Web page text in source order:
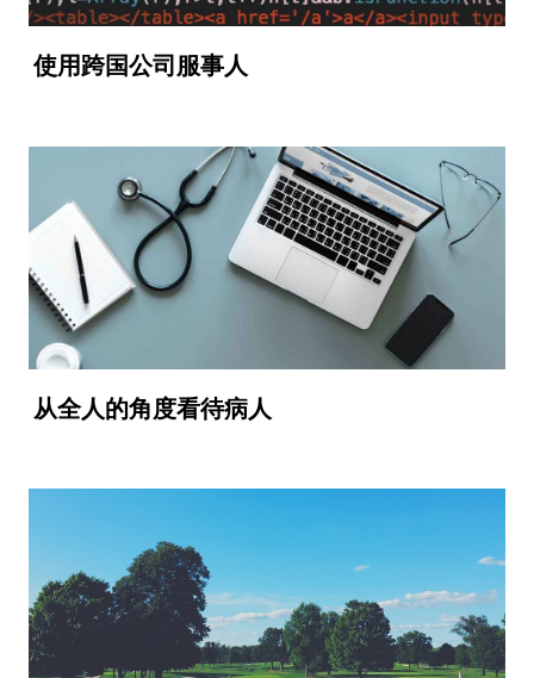
使用跨国公司服事人
从全人的角度看待病人